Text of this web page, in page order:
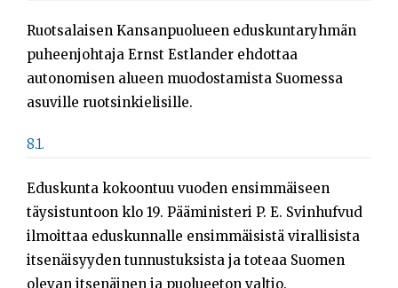
Ruotsalaisen Kansanpuolueen eduskuntaryhmän
puheenjohtaja Ernst Estlander ehdottaa
autonomisen alueen muodostamista Suomessa
asuville ruotsinkielisille.
8.1.
Eduskunta kokoontuu vuoden ensimmäiseen
täysistuntoon klo 19. Pääministeri P. E. Svinhufvud
ilmoittaa eduskunnalle ensimmäisistä virallisista
itsenäisyyden tunnustuksista ja toteaa Suomen
olevan itsenäinen ja puolueeton valtio.